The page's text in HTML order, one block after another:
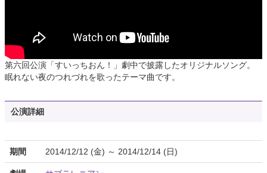
第六回公演「すいっちおん！」劇中で披露したオリジナルソング。
眠れない夜のつれづれを歌ったテーマ曲です。
公演詳細
期間 2014/12/12 (金) ～ 2014/12/14 (日)